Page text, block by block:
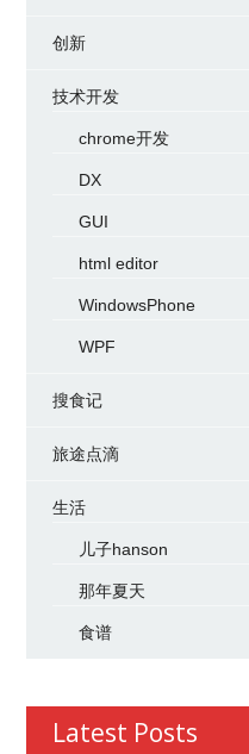
创新
技术开发
chrome开发
DX
GUI
html editor
WindowsPhone
WPF
搜食记
旅途点滴
生活
儿子hanson
那年夏天
食谱
Latest Posts